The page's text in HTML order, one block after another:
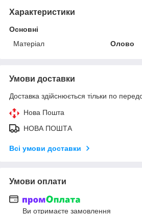
Характеристики
Основні
Матеріал
Олово
Умови доставки
Доставка здійснюється тільки по
Нова Пошта
НОВА ПОШТА
Всі умови доставки
Умови оплати
Ви отримаєте замовлення